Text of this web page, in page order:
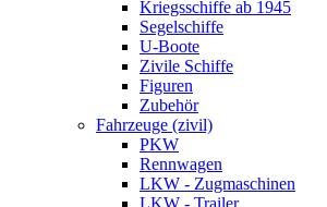
Kriegsschiffe ab 1945
Segelschiffe
U-Boote
Zivile Schiffe
Figuren
Zubehör
Fahrzeuge (zivil)
PKW
Rennwagen
LKW - Zugmaschinen
LKW - Trailer